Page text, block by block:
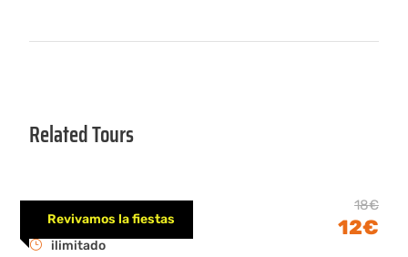
Related Tours
Revivamos la fiestas
Magos en Girona 18€
12€
ilimitado